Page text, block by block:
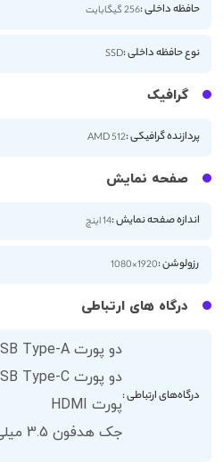
حافظه داخلی :256 گیگابایت
نوع حافظه داخلی :SSD
گرافیک
پردازنده گرافیکی :512 AMD
صفحه نمایش
اندازه صفحه نمایش :14 اینچ
رزولوشن :1920×1080
درگاه های ارتباطی
درگاه‌های ارتباطی :
دو پورت USB Type-A
دو پورت USB Type-C
پورت HDMI
جک هدفون 3.5 میلی متر